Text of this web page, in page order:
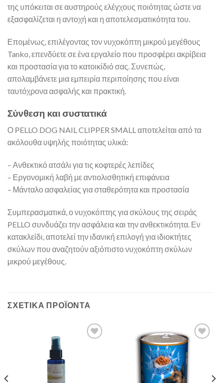
της υπόκειται σε αυστηρούς ελέγχους ποιότητας ώστε να
εξασφαλίζεται η αντοχή και η αποτελεσματικότητα του.
Επομένως, επιλέγοντας τον νυχοκόπτη μικρού μεγέθους
Tanko, επενδύετε σε ένα εργαλείο που προσφέρει ακρίβεια
και προστασία για το κατοικίδιό σας. Συνεπώς,
απολαμβάνετε μια εμπειρία περιποίησης που είναι
ταυτόχρονα ασφαλής και πρακτική.
Σύνθεση και συστατικά
Ο PELLO DOG NAIL CLIPPER SMALL αποτελείται από τα
ακόλουθα υψηλής ποιότητας υλικά:
– Ανθεκτικό ατσάλι για τις κοφτερές λεπίδες
– Εργονομική λαβή με αντιολισθητική επιφάνεια
– Μάνταλο ασφαλείας για σταθερότητα και προστασία
Συμπερασματικά, ο νυχοκόπτης για σκύλους της σειράς
PELLO συνδυάζει την ασφάλεια και την ανθεκτικότητα. Εν
κατακλείδι, αποτελεί την ιδανική επιλογή για ιδιοκτήτες
σκύλων που αναζητούν αξιόπιστο νυχοκόπτη σκύλων
μικρού μεγέθους.
ΣΧΕΤΙΚΆ ΠΡΟΪΌΝΤΑ